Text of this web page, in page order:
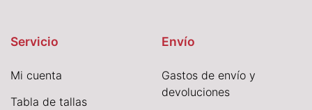
Servicio
Mi cuenta
Tabla de tallas
Envío
Gastos de envío y
devoluciones